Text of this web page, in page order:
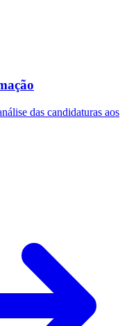
das candidaturas aos